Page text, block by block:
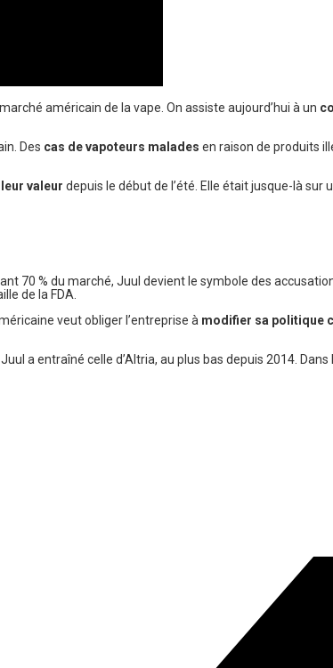
américain de la vape. On assiste aujourd’hui à un
Des cas de vapoteurs malades en raison de produits
valeur depuis le début de l’été. Elle était jusque-là sur
70 % du marché, Juul devient le symbole des
de la FDA.
veut obliger l’entreprise à modifier sa politique
a entraîné celle d’Altria, au plus bas depuis 2014.